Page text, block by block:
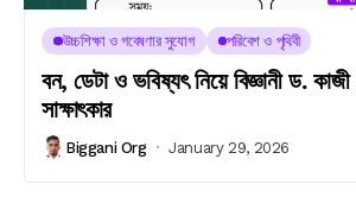
উচ্চশিক্ষা ও গবেষণার সুযোগ পরিবেশ ও পৃথিবী
বন, ডেটা ও ভবিষ্যৎ নিয়ে বিজ্ঞানী ড.
সাক্ষাৎকার
Biggani Org January 29, 2026